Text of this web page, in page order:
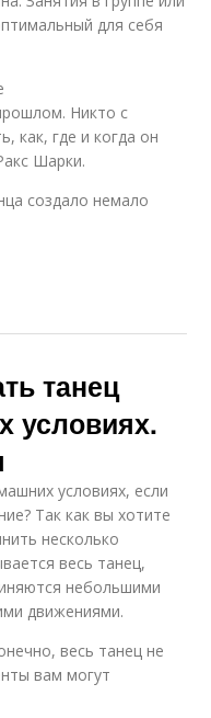
для себя
Никто с
как, где и когда он
Шарки.
создало немало
танец
условиях.
условиях, если
Так как вы хотите
несколько
весь танец,
небольшими
движениями.
весь танец не
вам могут